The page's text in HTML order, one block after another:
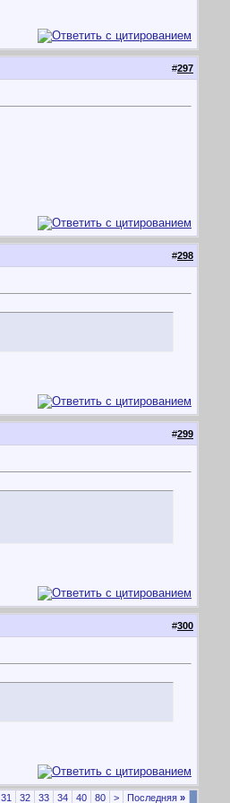
#297
#298
#299
#300
31 32 33 34 40 80 > Последняя »